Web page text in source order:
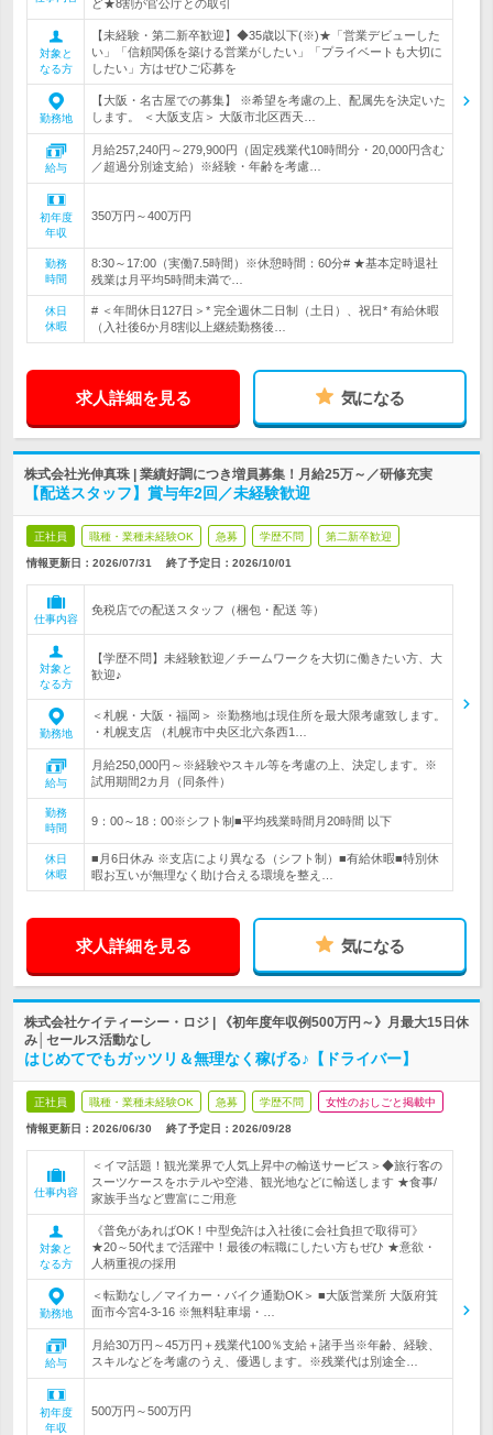
ど★8割が官公庁との取引
対象と
なる方
【未経験・第二新卒歓迎】◆35歳以下(※)★「営業デビューした
い」「信頼関係を築ける営業がしたい」「プライベートも大切に
したい」方はぜひご応募を
勤務地
【大阪・名古屋での募集】 ※希望を考慮の上、配属先を決定いた
します。 ＜大阪支店＞ 大阪市北区西天…
給与
月給257,240円～279,900円（固定残業代10時間分・20,000円含む
／超過分別途支給）※経験・年齢を考慮…
初年度
年収
350万円～400万円
勤務
時間
8:30～17:00（実働7.5時間）※休憩時間：60分# ★基本定時退社
残業は月平均5時間未満で…
休日
休暇
# ＜年間休日127日＞* 完全週休二日制（土日）、祝日* 有給休暇
（入社後6か月8割以上継続勤務後…
求人詳細を見る 気になる
株式会社光伸真珠 | 業績好調につき増員募集！月給25万～／研修充実
【配送スタッフ】賞与年2回／未経験歓迎
正社員 職種・業種未経験OK 急募 学歴不問 第二新卒歓迎
情報更新日：2026/07/31 終了予定日： 2026/10/01
仕事内容
免税店での配送スタッフ（梱包・配送 等）
対象と
なる方
【学歴不問】未経験歓迎／チームワークを大切に働きたい方、大
歓迎♪
勤務地
＜札幌・大阪・福岡＞ ※勤務地は現住所を最大限考慮致します。
・札幌支店 （札幌市中央区北六条西1…
給与
月給250,000円～※経験やスキル等を考慮の上、決定します。※
試用期間2カ月（同条件）
勤務
時間
9：00～18：00※シフト制■平均残業時間月20時間 以下
休日
休暇
■月6日休み ※支店により異なる（シフト制）■有給休暇■特別休
暇お互いが無理なく助け合える環境を整え…
求人詳細を見る 気になる
株式会社ケイティーシー・ロジ | 《初年度年収例500万円～》月最大15日休
み│セールス活動なし
はじめてでもガッツリ＆無理なく稼げる♪【ドライバー】
正社員 職種・業種未経験OK 急募 学歴不問 女性のおしごと掲載中
情報更新日：2026/06/30 終了予定日： 2026/09/28
仕事内容
＜イマ話題！観光業界で人気上昇中の輸送サービス＞◆旅行客の
スーツケースをホテルや空港、観光地などに輸送します ★食事/
家族手当など豊富にご用意
対象と
なる方
《普免があればOK！中型免許は入社後に会社負担で取得可》
★20～50代まで活躍中！最後の転職にしたい方もぜひ ★意欲・
人柄重視の採用
勤務地
＜転勤なし／マイカー・バイク通勤OK＞ ■大阪営業所 大阪府箕
面市今宮4-3-16 ※無料駐車場・…
給与
月給30万円～45万円＋残業代100％支給＋諸手当※年齢、経験、
スキルなどを考慮のうえ、優遇します。※残業代は別途全…
初年度
年収
500万円～500万円